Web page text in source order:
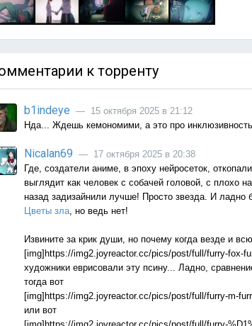
к торренту
b1indeye — 15 октября 2025 в 21:12
Нда... Ждешь кемономими, а это про
Nicalan69 — 17 октября 2025 в 20:38
Где, создатели аниме, в эпоху нейросеток,
выглядит как человек с собачей головой, с плохо
назад задизайнили лучше! Просто звезда. И
Цветы зла, но ведь нет!
Извините за крик души, но почему когда везде и
[img]https://img2.joyreactor.cc/pics/post/full/furry-fox-
художники еврисовали эту псину... Ладно,
тогда вот
[img]https://img2.joyreactor.cc/pics/post/full/furry-m-
или вот